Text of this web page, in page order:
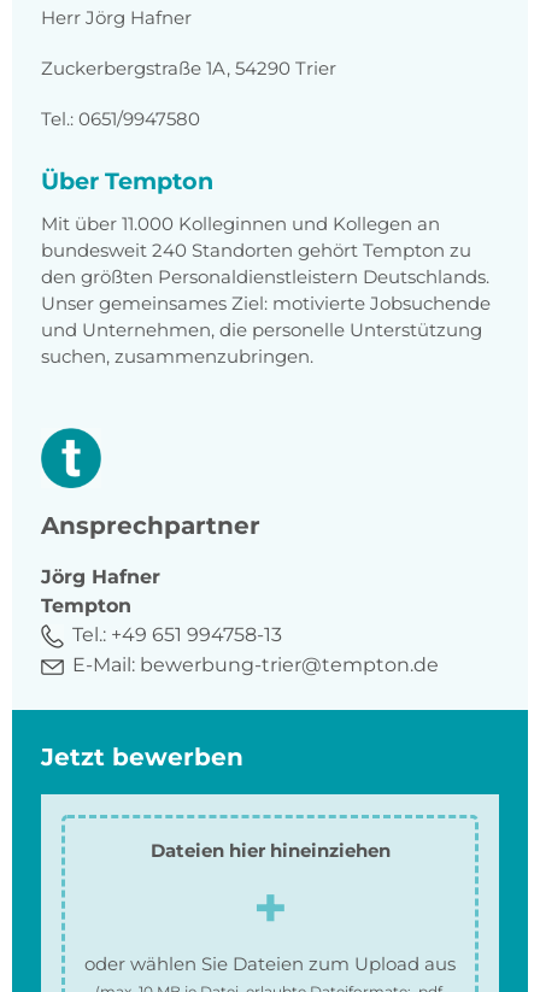
Herr Jörg Hafner
Zuckerbergstraße 1A, 54290 Trier
Tel.: 0651/9947580
Über Tempton
Mit über 11.000 Kolleginnen und Kollegen an
bundesweit 240 Standorten gehört Tempton zu
den größten Personaldienstleistern Deutschlands.
Unser gemeinsames Ziel: motivierte Jobsuchende
und Unternehmen, die personelle Unterstützung
suchen, zusammenzubringen.
Ansprechpartner
Jörg Hafner
Tempton
Tel.: +49 651 994758-13
E-Mail: bewerbung-trier@tempton.de
Jetzt bewerben
Dateien hier hineinziehen
oder wählen Sie Dateien zum Upload aus